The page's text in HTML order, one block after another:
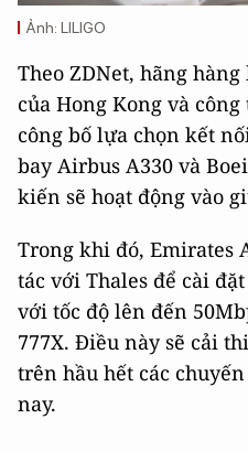
Ảnh: LILIGO
Theo ZDNet, hãng
của Hong Kong và
công bố lựa chọn kết
bay Airbus A330 và
kiến sẽ hoạt động vào
Trong khi đó, Emirates
tác với Thales để cài
với tốc độ lên đến
777X. Điều này sẽ cải
trên hầu hết các
nay.